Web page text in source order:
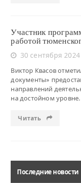
Участник
работой
30 сентября 2024
Виктор Квасов
документы»
направлений
на достойном уровне.
Читать
Последние новости